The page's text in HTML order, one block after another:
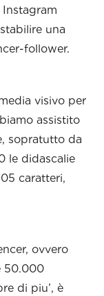
una
follower.
visivo per
assistito
sopratutto da
le didascalie
caratteri,
ovvero
50.000
di piu’, è